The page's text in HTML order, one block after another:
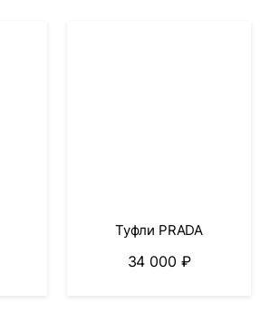
Туфли PRADA
34 000 ₽